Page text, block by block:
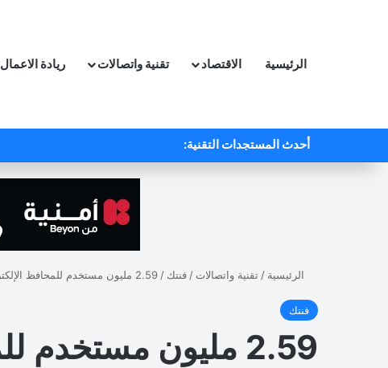
الرئيسية الاقتصاد تقنية واتصالات ريادة الاعمال
أحدث المستجدات التقنية:
الرئيسية / تقنية واتصالات / فنتك / 2.59 مليون مستخدم للمحافظ الإلكترونية في الأردن
فنتك
2.59 مليون مستخدم للمحافظ الإلكترونية في الأردن